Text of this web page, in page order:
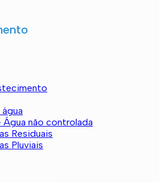
Água não controlada
Residuais
Pluviais